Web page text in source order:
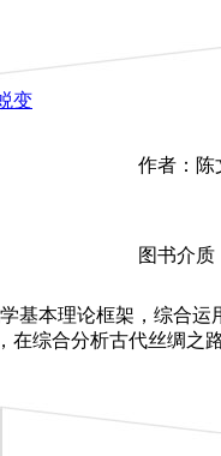
变
作者：陈
图书介质
基本理论框架，综合运
在综合分析古代丝绸之